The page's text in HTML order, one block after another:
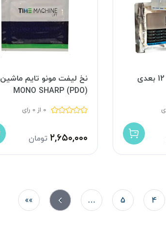
نخ لیفت دوسوزنه 12 بعدی
نخ لیفت مونو تایم ماشین
MONO SHARP (PDO)
0 از 0 رای
۲,۶۵۰,۰۰۰ تومان
4
5
…
»
»»